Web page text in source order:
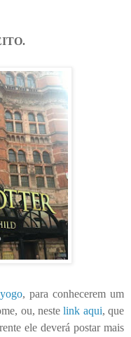
, para conhecerem um
ou, nestelink aqui, que
ele deverá postar mais